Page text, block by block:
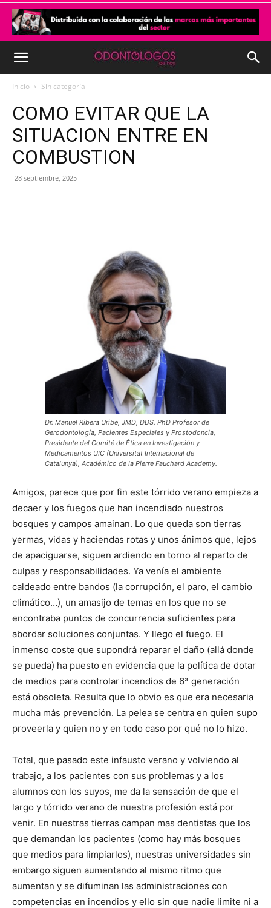
Inicio Sin categoría
COMO EVITAR QUE LA
SITUACION ENTRE EN
COMBUSTION
28 septiembre, 2025
Dr. Manuel Ribera Uribe, JMD, DDS, PhD Profesor de
Gerodontología, Pacientes Especiales y Prostodoncia,
Presidente del Comité de Ética en Investigación y
Medicamentos UIC (Universitat Internacional de
Catalunya), Académico de la Pierre Fauchard Academy.
Amigos, parece que por fin este tórrido verano empieza a
decaer y los fuegos que han incendiado nuestros
bosques y campos amainan. Lo que queda son tierras
yermas, vidas y haciendas rotas y unos ánimos que, lejos
de apaciguarse, siguen ardiendo en torno al reparto de
culpas y responsabilidades. Ya venía el ambiente
caldeado entre bandos (la corrupción, el paro, el cambio
climático…), un amasijo de temas en los que no se
encontraba puntos de concurrencia suficientes para
abordar soluciones conjuntas. Y llego el fuego. El
inmenso coste que supondrá reparar el daño (allá donde
se pueda) ha puesto en evidencia que la política de dotar
de medios para controlar incendios de 6ª generación
está obsoleta. Resulta que lo obvio es que era necesaria
mucha más prevención. La pelea se centra en quien supo
proveerla y quien no y en todo caso por qué no lo hizo.
Total, que pasado este infausto verano y volviendo al
trabajo, a los pacientes con sus problemas y a los
alumnos con los suyos, me da la sensación de que el
largo y tórrido verano de nuestra profesión está por
venir. En nuestras tierras campan mas dentistas que los
que demandan los pacientes (como hay más bosques
que medios para limpiarlos), nuestras universidades sin
embargo siguen aumentando al mismo ritmo que
aumentan y se difuminan las administraciones con
competencias en incendios y ello sin que nadie limite ni a